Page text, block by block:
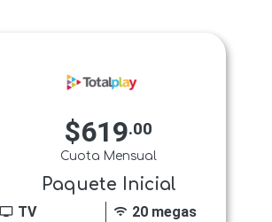
$619.00
Cuota Mensual
Paquete Inicial
tv TV wifi 20 megas